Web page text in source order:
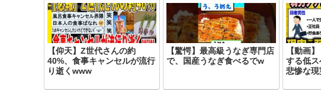
【仰天】Z世代さんの約
40%、食事キャンセルが流行
り逝くwww
【驚愕】最高級うなぎ専門店
で、国産うなぎ食べるでw
【動画
する低
悲惨な